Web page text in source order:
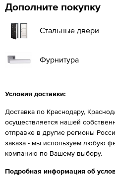
Дополните покупку
Стальные двери
Фурнитура
Условия доставки:
Доставка по Краснодару,
осуществляется нашей
отправке в другие регионы
заказа - мы используем любую
компанию по Вашему выбору.
Подробная информация об